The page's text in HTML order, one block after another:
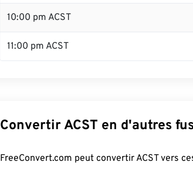
10:00 pm ACST
11:00 pm ACST
Convertir ACST en d'autres
FreeConvert.com peut convertir ACST vers